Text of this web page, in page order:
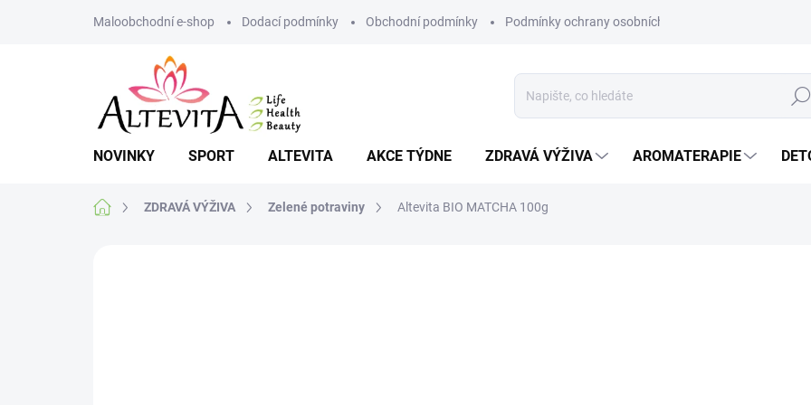
Maloobchodní e-shop Dodací podmínky Obchodní podmínky Podmínky ochrany osobních údajů
NOVINKY SPORT ALTEVITA AKCE TÝDNE ZDRAVÁ VÝŽIVA AROMATERAPIE
Domů ZDRAVÁ VÝŽIVA Zelené potraviny Altevita BIO MATCHA 100g